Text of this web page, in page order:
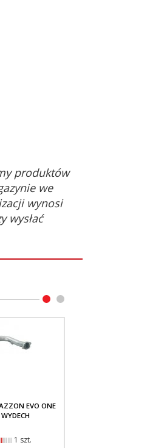
produktów
we
wynosi
wysłać
EVO ONE
1 szt.